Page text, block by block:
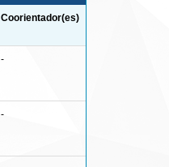
Coorientador(es)
-
-